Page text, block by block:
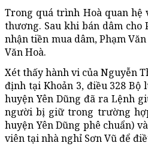
Trong quá trình Hoà quan hệ
thương. Sau khi bán dâm cho
nhận tiền mua dâm, Phạm
Văn Hoà.
Xét thấy hành vi của Nguyễn
định tại Khoản 3, điều 328 Bộ
huyện Yên Dũng đã ra Lệnh
người bị giữ trong trường
huyện Yên Dũng phê chuẩn)
viên tại nhà nghỉ Sơn Vũ để